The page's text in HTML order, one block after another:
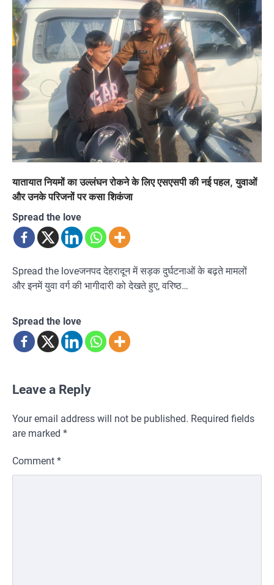
यातायात नियमों का उल्लंघन रोकने के लिए एसएसपी की नई पहल, युवाओं
और उनके परिजनों पर कसा शिकंजा
Spread the love
Spread the loveजनपद देहरादून में सड़क दुर्घटनाओं के बढ़ते मामलों
और इनमें युवा वर्ग की भागीदारी को देखते हुए, वरिष्ठ…
Spread the love
Leave a Reply
Your email address will not be published. Required fields
are marked *
Comment *